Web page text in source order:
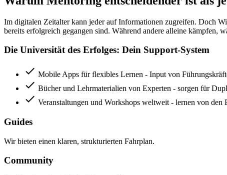
Im digitalen Zeitalter kann jeder auf Informationen zugreifen. Doch
bereits erfolgreich gegangen sind. Während andere alleine kämpfen,
Die Universität des Erfolges: Dein Support-System
check Mobile Apps für flexibles Lernen - Input von
check Bücher und Lehrmaterialien von Experten - sorgen für
check Veranstaltungen und Workshops weltweit - lernen von den
Guides
Wir bieten einen klaren, strukturierten Fahrplan.
Community